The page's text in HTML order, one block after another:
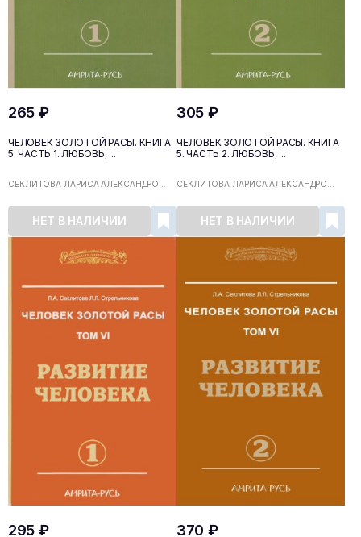
265 ₽
ЧЕЛОВЕК ЗОЛОТОЙ РАСЫ. КНИГА
5. ЧАСТЬ 1. ЛЮБОВЬ, ...
СЕКЛИТОВА ЛАРИСА АЛЕКСАНДРО...
НЕТ В НАЛИЧИИ
305 ₽
ЧЕЛОВЕК ЗОЛОТОЙ РАСЫ. КНИГА
5. ЧАСТЬ 2. ЛЮБОВЬ, ...
СЕКЛИТОВА ЛАРИСА АЛЕКСАНДРО...
НЕТ В НАЛИЧИИ
295 ₽ 370 ₽